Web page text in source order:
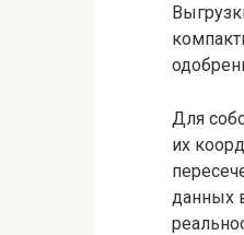
Для
их
данных